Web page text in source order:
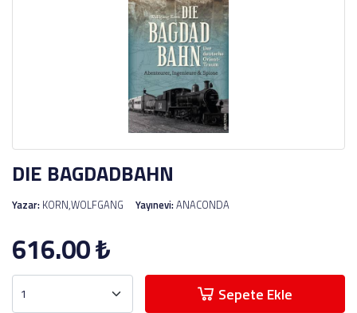
DIE BAGDADBAHN
Yazar: KORN,WOLFGANG Yayınevi:ANACONDA
616.00₺
Sepete Ekle